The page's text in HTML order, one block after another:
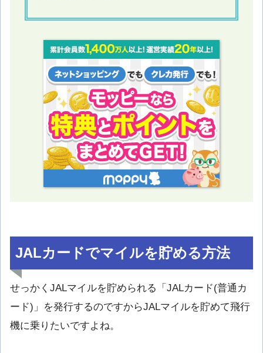
JALカードでマイルを貯める方法
せっかくJALマイルを貯められる「JALカード(普通カ
ード)」を発行するのですからJALマイルを貯めて飛行
機に乗りたいですよね。